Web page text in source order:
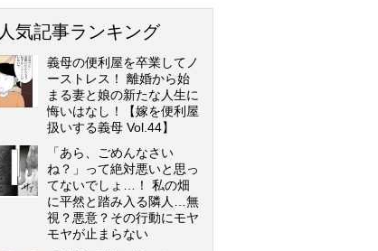
人気記事ランキング
義母の便利屋を卒業してノ
ーストレス！ 離婚から始
まる妻と娘の新たな人生に
悔いはなし！【嫁を便利屋
扱いする義母 Vol.44】
「あら、ごめんなさい
ね？」って絶対悪いと思っ
てないでしょ…！ 私の畑
に平然と踏み入る隣人…無
視？悪意？その行動にモヤ
モヤが止まらない